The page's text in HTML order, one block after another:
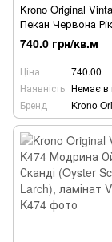
Krono Original
Пекан Червона
River Hickory),
740.0 грн/кв.м
Ціна
740.00
Наявність Немає в
Бренд
Krono